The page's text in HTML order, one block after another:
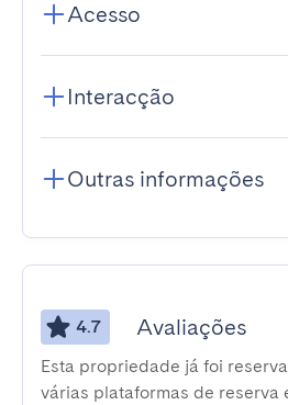
Acesso
Interacção
Outras informações
4.7 Avaliações
Esta propriedade já foi
várias plataformas de reserva